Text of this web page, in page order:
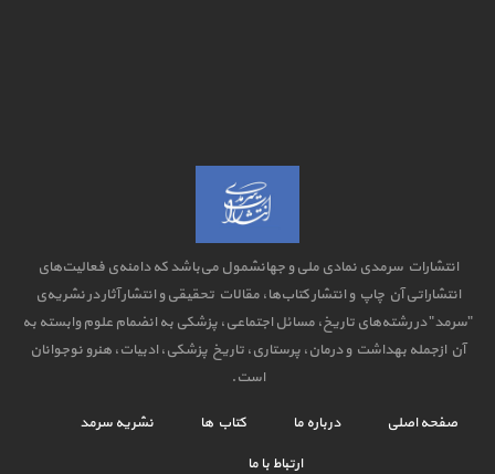
انتشارات سرمدی نمادی ملی و جهانشمول می‌باشد که دامنه‌ی فعالیت‌های
انتشاراتی آن چاپ و انتشار کتاب‌ها، مقالات تحقیقی و انتشار آثار در نشریه‌ی
"سرمد" در رشته‌های تاریخ، مسائل اجتماعی، پزشکی به انضمام علوم وابسته به
آن ازجمله بهداشت و درمان، پرستاری، تاریخ پزشکی، ادبیات، هنرو نوجوانان
است.
صفحه اصلی درباره ما کتاب ها
نشریه سرمد
ارتباط با ما